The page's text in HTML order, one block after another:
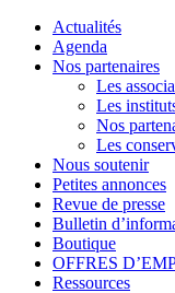
Actualités
Agenda
Nos partenaires
Les
Les
Nos
Les
Nous soutenir
Petites annonces
Revue de presse
Bulletin
Boutique
OFFRES
Ressources